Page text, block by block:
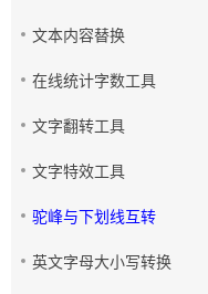
文本内容替换
在线统计字数工具
文字翻转工具
文字特效工具
驼峰与下划线互转
英文字母大小写转换